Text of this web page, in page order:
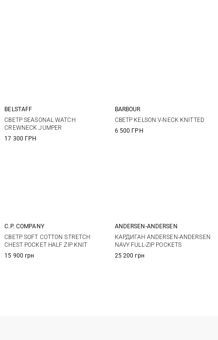
M L XL
BELSTAFF
СВЕТР SEASONAL WATCH
CREWNECK JUMPER
17 300 ГРН
M L XL XXL
BARBOUR
СВЕТР KELSON V-NECK KNITTED
6 500 ГРН
M L XL XXL
C.P. COMPANY
СВЕТР SOFT COTTON STRETCH
CHEST POCKET HALF ZIP KNIT
15 900 грн
S M L XL
XXL
ANDERSEN-ANDERSEN
КАРДИГАН ANDERSEN-ANDERSEN
NAVY FULL-ZIP POCKETS
25 200 грн